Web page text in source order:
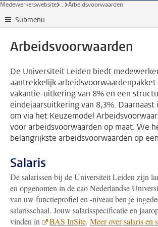
Medewerkerswebsite ... Arbeidsvoorwaarden
Submenu
Arbeidsvoorwaarden
De Universiteit Leiden biedt
aantrekkelijk
vakantie-uitkering van 8% en een
eindejaarsuitkering van 8,3%.
om via het Keuzemodel
voor arbeidsvoorwaarden op maat. We
belangrijkste arbeidsvoorwaarden op
Salaris
De salarissen bij de Universiteit Leiden zijn
en opgenomen in de cao Nederlandse
van uw functieprofiel en -niveau ben je
salarisschaal. Jouw salarisspecificatie en
vinden in
BAS InSite. Meer over salaris en